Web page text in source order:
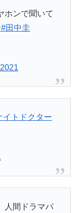
ホンで聞いて
#田中圭
イトドクター
人間ドラマパ